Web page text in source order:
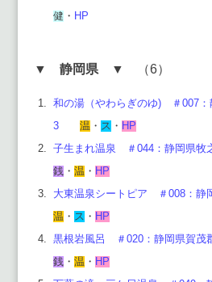
健 ・ HP
▼ 静岡県 ▼ （6）
和の湯（やわらぎのゆ) ＃007：
3
温 ・ ス ・ HP
子生まれ温泉 ＃044：静岡県牧
銭 ・ 温 ・ HP
大東温泉シートピア ＃008：静
温 ・ ス ・ HP
黒根岩風呂 ＃020：静岡県賀茂
銭 ・ 温 ・ HP